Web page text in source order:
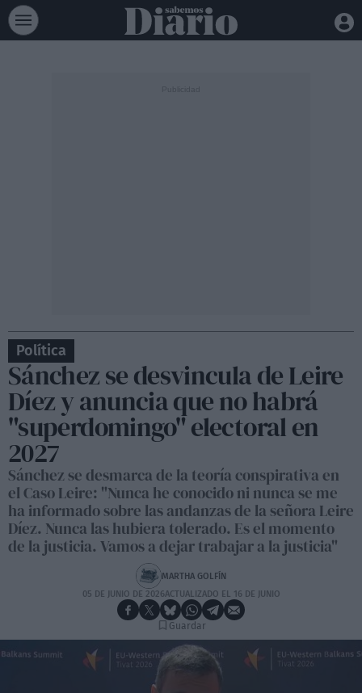
Política
Sánchez se desvincula de Leire
Díez y anuncia que no habrá
"superdomingo" electoral en
2027
Sánchez se desmarca de la teoría conspirativa en
el Caso Leire: "Nunca he conocido ni nunca se me
ha informado sobre las andanzas de la señora Leire
Díez. Nunca las hubiera tolerado. Es el momento
de la justicia. Vamos a dejar trabajar a la justicia"
MARTHA GOLFÍN
05 DE JUNIO DE 2026ACTUALIZADO EL 16 DE JUNIO
Guardar